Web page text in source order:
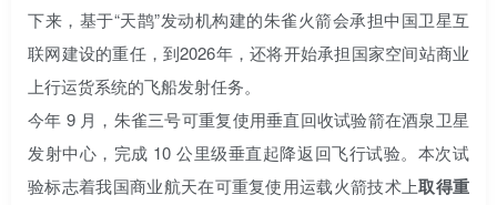
下来，基于“天鹊”发动机构建的朱雀火箭会承担中国卫星互
联网建设的重任，到2026年，还将开始承担国家空间站商业
上行运货系统的飞船发射任务。
今年 9 月，朱雀三号可重复使用垂直回收试验箭在酒泉卫星
发射中心，完成 10 公里级垂直起降返回飞行试验。本次试
验标志着我国商业航天在可重复使用运载火箭技术上取得重